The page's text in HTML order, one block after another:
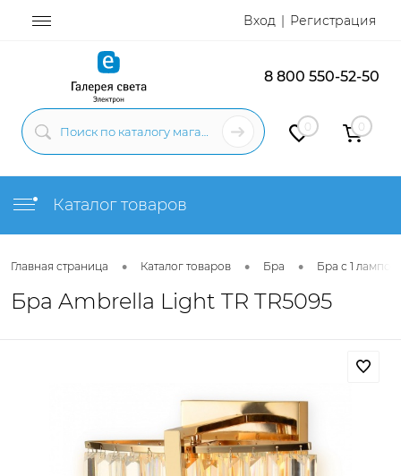
Вход Регистрация
8 800 550-52-50
0 0
Каталог товаров
Главная страница • Каталог товаров • Бра • Бра с 1 лампой
Бра Ambrella Light TR TR5095